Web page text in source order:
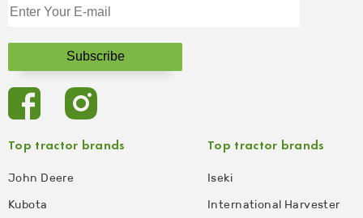
Top tractor brands
John Deere
Kubota
Top tractor brands
Iseki
International Harvester